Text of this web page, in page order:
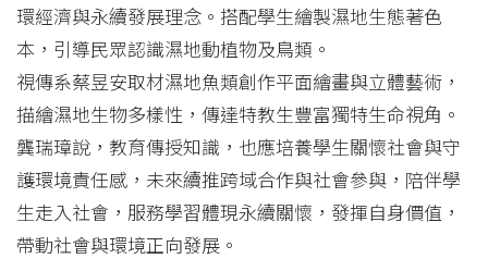
環經濟與永續發展理念。搭配學生繪製濕地生態著色
本，引導民眾認識濕地動植物及鳥類。
視傳系蔡昱安取材濕地魚類創作平面繪畫與立體藝術，
描繪濕地生物多樣性，傳達特教生豐富獨特生命視角。
龔瑞璋說，教育傳授知識，也應培養學生關懷社會與守
護環境責任感，未來續推跨域合作與社會參與，陪伴學
生走入社會，服務學習體現永續關懷，發揮自身價值，
帶動社會與環境正向發展。